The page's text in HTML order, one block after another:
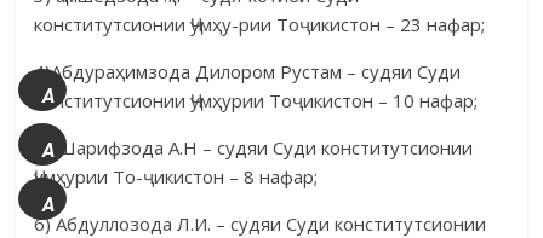
конститутсионии Ҷумҳу-рии Тоҷикистон – 23 нафар;
4)Абдураҳимзода Дилором Рустам – судяи Суди
конститутсионии Ҷумҳурии Тоҷикистон – 10 нафар;
5) Шарифзода А.Н – судяи Суди конститутсионии
Ҷумҳурии То-ҷикистон – 8 нафар;
6) Абдуллозода Л.И. – судяи Суди конститутсионии
A
+
A
A